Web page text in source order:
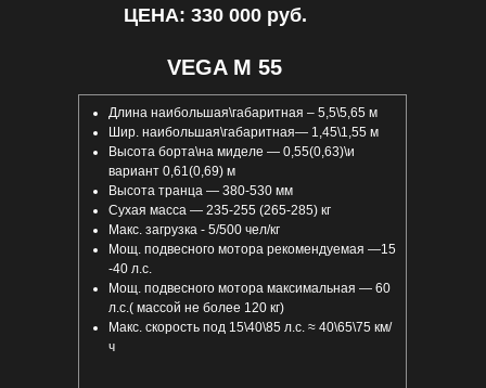
ЦЕНА: 330 000 руб.
VEGA M 55
Длина наибольшая\габаритная – 5,5\5,65 м
Шир. наибольшая\габаритная— 1,45\1,55 м
Высота борта\на миделе — 0,55(0,63)\и
вариант 0,61(0,69) м
Высота транца — 380-530 мм
Сухая масса — 235-255 (265-285) кг
Макс. загрузка - 5/500 чел/кг
Мощ. подвесного мотора рекомендуемая —15
-40 л.с.
Мощ. подвесного мотора максимальная — 60
л.с.( массой не более 120 кг)
Макс. скорость под 15\40\85 л.с. ≈ 40\65\75 км/
ч